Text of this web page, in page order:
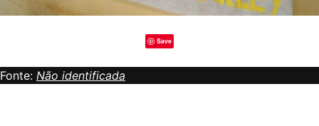
Save
Fonte: Não identificada